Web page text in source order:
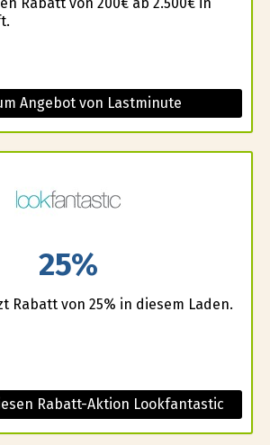
Angebot von Lastminute
25%
Rabatt von 25% in diesem Laden.
Rabatt-Aktion Lookfantastic